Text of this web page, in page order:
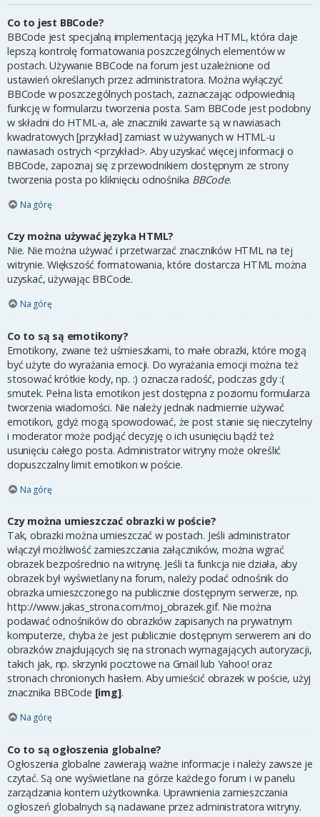
Co to jest BBCode?
BBCode jest specjalną implementacją języka HTML, która daje
lepszą kontrolę formatowania poszczególnych elementów w
postach. Używanie BBCode na forum jest uzależnione od
ustawień określanych przez administratora. Można wyłączyć
BBCode w poszczególnych postach, zaznaczając odpowiednią
funkcję w formularzu tworzenia posta. Sam BBCode jest podobny
w składni do HTML-a, ale znaczniki zawarte są w nawiasach
kwadratowych [przykład] zamiast w używanych w HTML-u
nawiasach ostrych <przykład>. Aby uzyskać więcej informacji o
BBCode, zapoznaj się z przewodnikiem dostępnym ze strony
tworzenia posta po kliknięciu odnośnika BBCode.
Na górę
Czy można używać języka HTML?
Nie. Nie można używać i przetwarzać znaczników HTML na tej
witrynie. Większość formatowania, które dostarcza HTML można
uzyskać, używając BBCode.
Na górę
Co to są są emotikony?
Emotikony, zwane też uśmieszkami, to małe obrazki, które mogą
być użyte do wyrażania emocji. Do wyrażania emocji można też
stosować krótkie kody, np. :) oznacza radość, podczas gdy :(
smutek. Pełna lista emotikon jest dostępna z poziomu formularza
tworzenia wiadomości. Nie należy jednak nadmiernie używać
emotikon, gdyż mogą spowodować, że post stanie się nieczytelny
i moderator może podjąć decyzję o ich usunięciu bądź też
usunięciu całego posta. Administrator witryny może określić
dopuszczalny limit emotikon w poście.
Na górę
Czy można umieszczać obrazki w poście?
Tak, obrazki można umieszczać w postach. Jeśli administrator
włączył możliwość zamieszczania załączników, można wgrać
obrazek bezpośrednio na witrynę. Jeśli ta funkcja nie działa, aby
obrazek był wyświetlany na forum, należy podać odnośnik do
obrazka umieszczonego na publicznie dostępnym serwerze, np.
http://www.jakas_strona.com/moj_obrazek.gif. Nie można
podawać odnośników do obrazków zapisanych na prywatnym
komputerze, chyba że jest publicznie dostępnym serwerem ani do
obrazków znajdujących się na stronach wymagających autoryzacji,
takich jak, np. skrzynki pocztowe na Gmail lub Yahoo! oraz
stronach chronionych hasłem. Aby umieścić obrazek w poście, użyj
znacznika BBCode [img].
Na górę
Co to są ogłoszenia globalne?
Ogłoszenia globalne zawierają ważne informacje i należy zawsze je
czytać. Są one wyświetlane na górze każdego forum i w panelu
zarządzania kontem użytkownika. Uprawnienia zamieszczania
ogłoszeń globalnych są nadawane przez administratora witryny.